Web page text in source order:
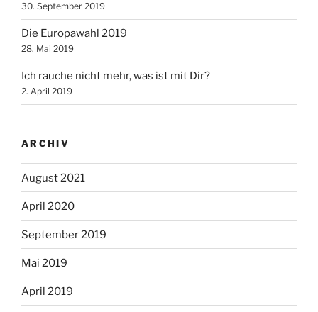
30. September 2019
Die Europawahl 2019
28. Mai 2019
Ich rauche nicht mehr, was ist mit Dir?
2. April 2019
ARCHIV
August 2021
April 2020
September 2019
Mai 2019
April 2019